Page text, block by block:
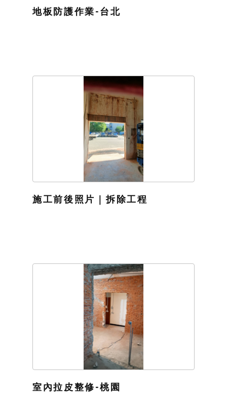
地板防護作業-台北
施工前後照片｜拆除工程
室內拉皮整修-桃園